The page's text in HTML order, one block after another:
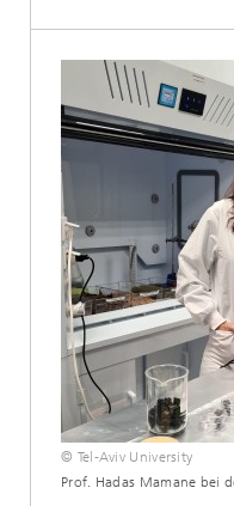
© Tel-Aviv University
Prof. Hadas Mamane bei